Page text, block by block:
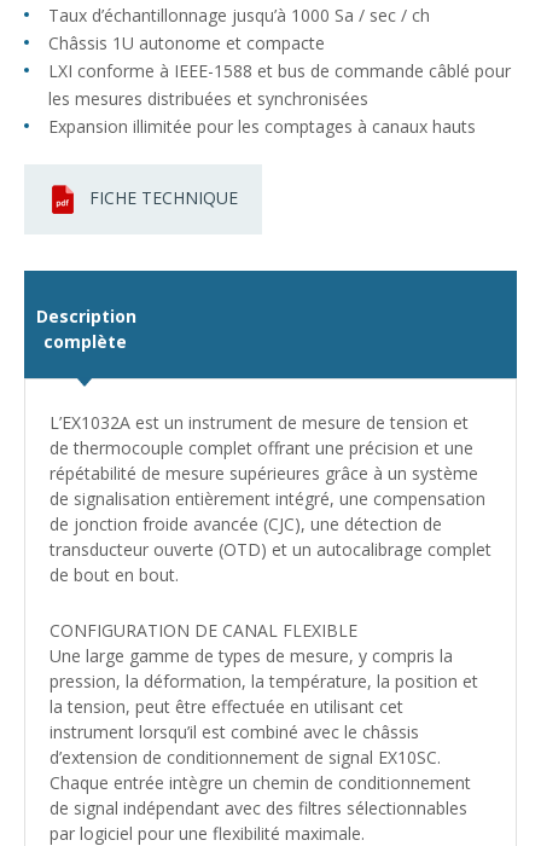
Taux d’échantillonnage jusqu’à 1000 Sa / sec / ch
Châssis 1U autonome et compacte
LXI conforme à IEEE-1588 et bus de commande câblé pour
les mesures distribuées et synchronisées
Expansion illimitée pour les comptages à canaux hauts
FICHE TECHNIQUE
Description
complète
L’EX1032A est un instrument de mesure de tension et
de thermocouple complet offrant une précision et une
répétabilité de mesure supérieures grâce à un système
de signalisation entièrement intégré, une compensation
de jonction froide avancée (CJC), une détection de
transducteur ouverte (OTD) et un autocalibrage complet
de bout en bout.
CONFIGURATION DE CANAL FLEXIBLE
Une large gamme de types de mesure, y compris la
pression, la déformation, la température, la position et
la tension, peut être effectuée en utilisant cet
instrument lorsqu’il est combiné avec le châssis
d’extension de conditionnement de signal EX10SC.
Chaque entrée intègre un chemin de conditionnement
de signal indépendant avec des filtres sélectionnables
par logiciel pour une flexibilité maximale.